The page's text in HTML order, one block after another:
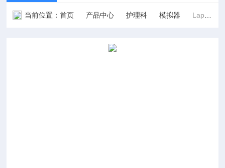
当前位置：首页 产品中心 护理科 模拟器 Lap Game腹腔手术模拟训练器